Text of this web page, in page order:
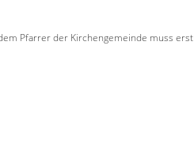
Pfarrer der Kirchengemeinde muss erst